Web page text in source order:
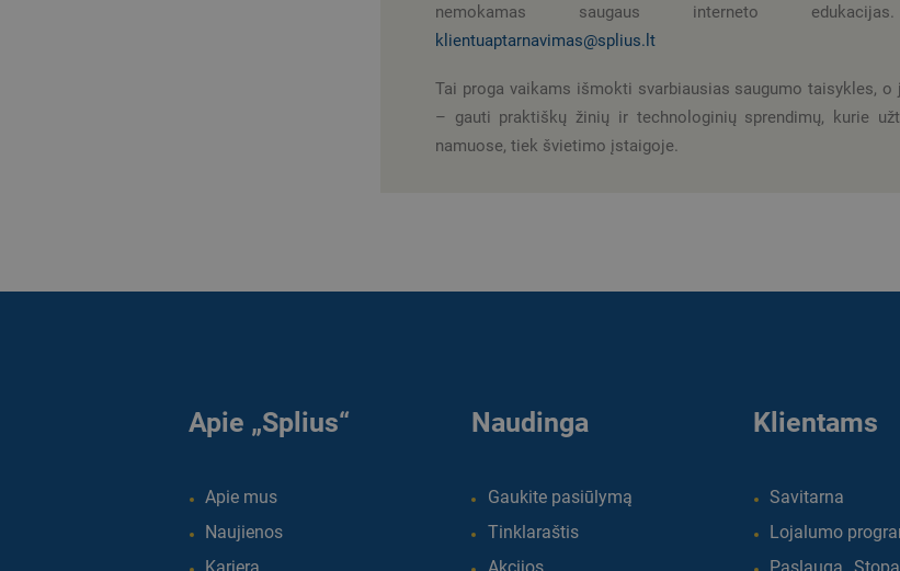
nemokamas saugaus interneto
klientuaptarnavimas@splius.lt
Tai proga vaikams išmokti svarbiausias saugumo taisykles, o
– gauti praktiškų žinių ir technologinių sprendimų, kurie
namuose, tiek švietimo įstaigoje.
Apie „Splius“
Apie mus
Naujienos
Naudinga
Gaukite pasiūlymą
Tinklaraštis
Klientams
Savitarna
Lojalumo